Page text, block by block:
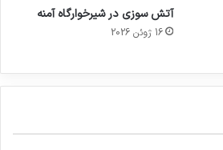
آتش سوزی در شیرخوارگاه آمنه
16 ژوئن 2026